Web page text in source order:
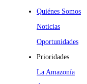
Quiénes Somos
Noticias
Oportunidades
Prioridades
La Amazonía